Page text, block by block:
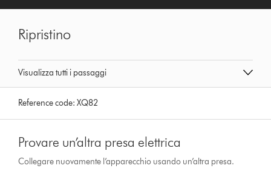
Visualizza tutti i passaggi
Ripristino
Reference code:XQ82
Provare un’altra presa elettrica
Collegare nuovamente l’apparecchio usando un’altra presa.